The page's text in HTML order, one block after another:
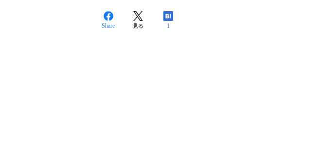
Share 見る 1